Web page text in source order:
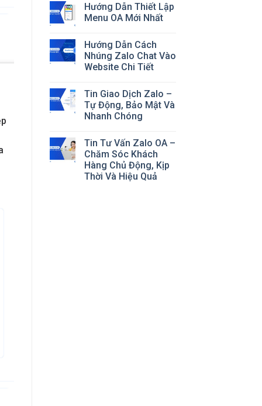
Hướng Dẫn Thiết Lập
Menu OA Mới Nhất
Hướng Dẫn Cách
Nhúng Zalo Chat Vào
Website Chi Tiết
Tin Giao Dịch Zalo –
Tự Động, Bảo Mật Và
Nhanh Chóng
Tin Tư Vấn Zalo OA –
Chăm Sóc Khách
Hàng Chủ Động, Kịp
Thời Và Hiệu Quả